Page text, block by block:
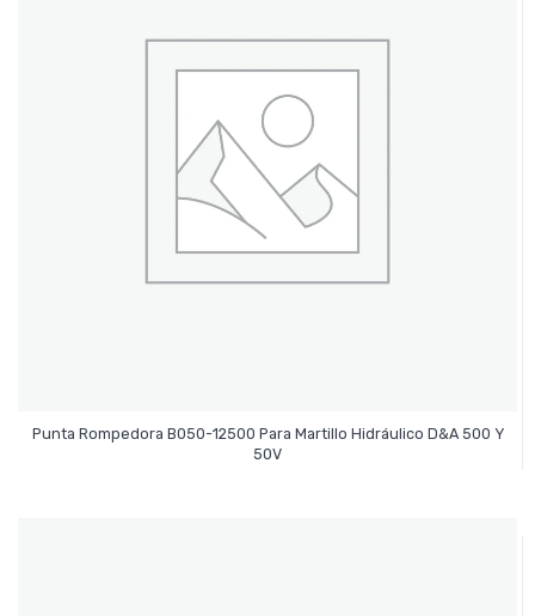
Punta Rompedora B050-12500 Para Martillo Hidráulico D&A 500 Y
50V
Leer Más